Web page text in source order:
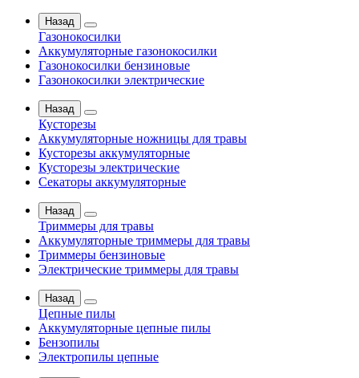
Назад
Газонокосилки
Аккумуляторные газонокосилки
Газонокосилки бензиновые
Газонокосилки электрические
Назад
Кусторезы
Аккумуляторные ножницы для травы
Кусторезы аккумуляторные
Кусторезы электрические
Секаторы аккумуляторные
Назад
Триммеры для травы
Аккумуляторные триммеры для травы
Триммеры бензиновые
Электрические триммеры для травы
Назад
Цепные пилы
Аккумуляторные цепные пилы
Бензопилы
Электропилы цепные